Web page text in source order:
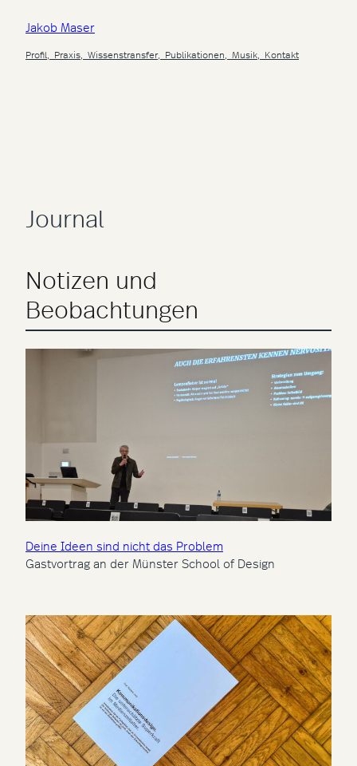
Inhalt
springen
Jakob Maser
Profil, Praxis, Wissenstransfer, Publikationen, Musik, Kontakt
Journal
Notizen und
Beobachtungen
Deine Ideen sind nicht das Problem
Gastvortrag an der Münster School of Design